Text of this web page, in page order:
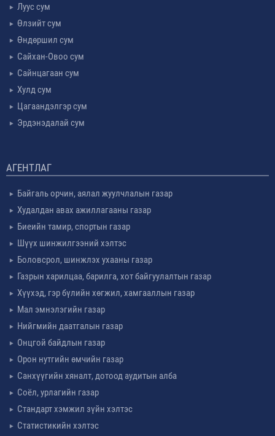
Луус сум
Өлзийт сум
Өндөршил сум
Сайхан-Овоо сум
Сайнцагаан сум
Хулд сум
Цагаандэлгэр сум
Эрдэнэдалай сум
АГЕНТЛАГ
Байгаль орчин, аялал жуулчлалын газар
Худалдан авах ажиллагааны газар
Биеийн тамир, спортын газар
Шүүх шинжилгээний хэлтэс
Боловсрол, шинжлэх ухааны газар
Газрын харилцаа, барилга, хот байгуулалтын газар
Хүүхэд, гэр бүлийн хөгжил, хамгааллын газар
Мал эмнэлэгийн газар
Нийгмийн даатгалын газар
Онцгой байдлын газар
Орон нутгийн өмчийн газар
Санхүүгийн хяналт, дотоод аудитын алба
Соёл, урлагийн газар
Стандарт хэмжил зүйн хэлтэс
Статистикийн хэлтэс